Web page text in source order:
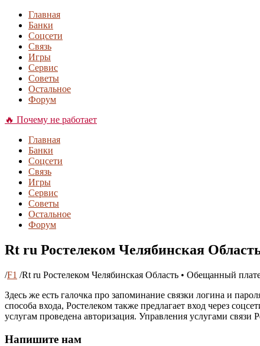
Главная
Банки
Соцсети
Связь
Игры
Сервис
Советы
Остальное
Форум
🔥 Почему не работает
Главная
Банки
Соцсети
Связь
Игры
Сервис
Советы
Остальное
Форум
Rt ru Ростелеком Челябинская
/F1 /Rt ru Ростелеком Челябинская Область • Обещанный
Здесь же есть галочка про запоминание связки логина и
способа входа, Ростелеком также предлагает вход через
услугам проведена авторизация. Управления услугами
Напишите нам